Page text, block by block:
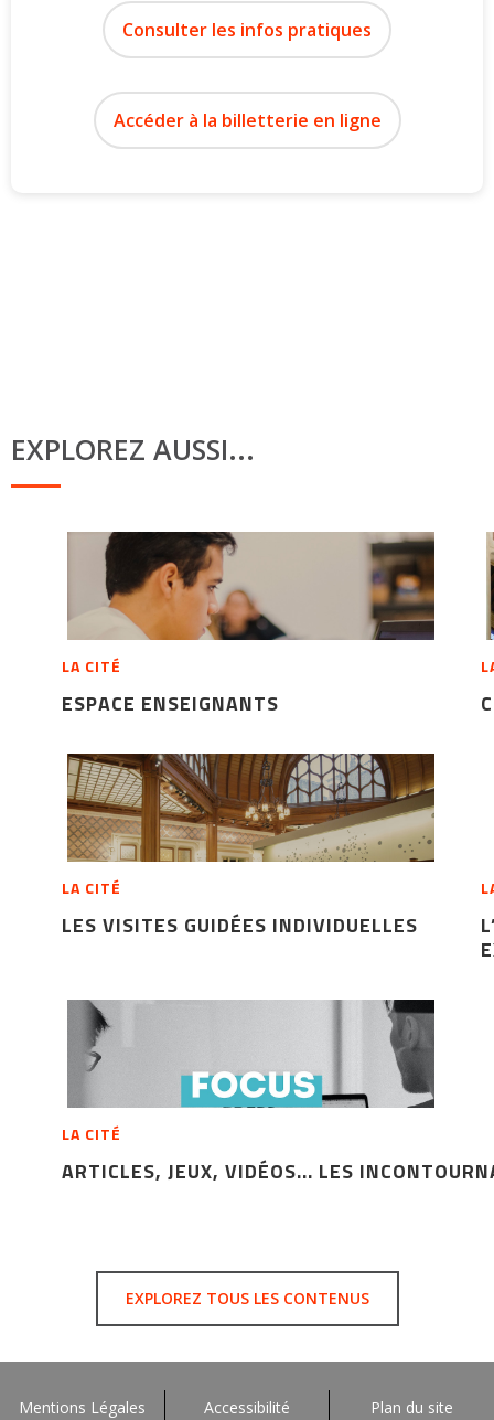
Consulter les infos pratiques
Accéder à la billetterie en ligne
EXPLOREZ AUSSI...
LA CITÉ
ESPACE ENSEIGNANTS
LA CITÉ
LES VISITES GUIDÉES INDIVIDUELLES
LA CITÉ
ARTICLES, JEUX, VIDÉOS... LES
EXPLOREZ TOUS LES CONTENUS
Mentions Légales Accessibilité Plan du site